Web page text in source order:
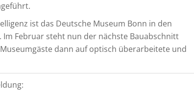
ist das Deutsche Museum Bonn in den
Februar steht nun der nächste Bauabschnitt
dann auf optisch überarbeitete und